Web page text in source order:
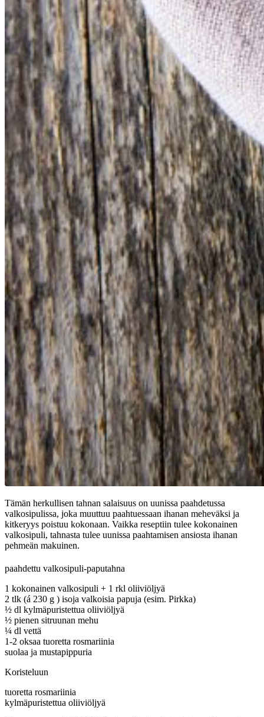
Tämän herkullisen tahnan salaisuus on uunissa paahdetussa
valkosipulissa, joka muuttuu paahtuessaan ihanan meheväksi ja
kitkeryys poistuu kokonaan. Vaikka reseptiin tulee kokonainen
valkosipuli, tahnasta tulee uunissa paahtamisen ansiosta ihanan
pehmeän makuinen.
paahdettu valkosipuli-paputahna
1 kokonainen valkosipuli + 1 rkl oliiviöljyä
2 tlk (á 230 g ) isoja valkoisia papuja (esim. Pirkka)
½ dl kylmäpuristettua oliiviöljyä
½ pienen sitruunan mehu
¼ dl vettä
1-2 oksaa tuoretta rosmariinia
suolaa ja mustapippuria
Koristeluun
tuoretta rosmariinia
kylmäpuristettua oliiviöljyä